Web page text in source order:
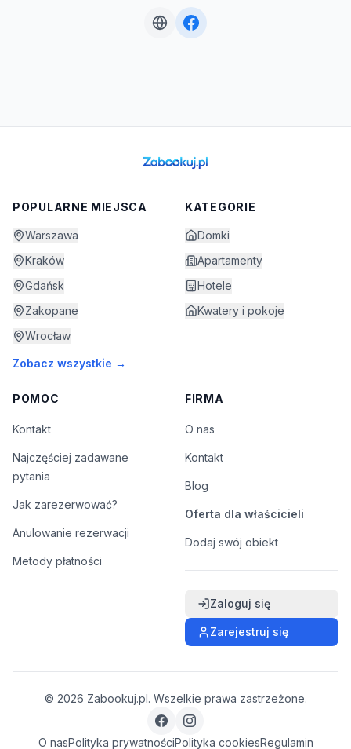
POPULARNE MIEJSCA
Warszawa
Kraków
Gdańsk
Zakopane
Wrocław
Zobacz wszystkie →
KATEGORIE
Domki
Apartamenty
Hotele
Kwatery i pokoje
POMOC
Kontakt
Najczęściej zadawane
pytania
Jak zarezerwować?
Anulowanie rezerwacji
Metody płatności
FIRMA
O nas
Kontakt
Blog
Oferta dla właścicieli
Dodaj swój obiekt
Zaloguj się
Zarejestruj się
© 2026 Zabookuj.pl. Wszelkie prawa zastrzeżone.
O nasPolityka prywatnościPolityka cookiesRegulamin